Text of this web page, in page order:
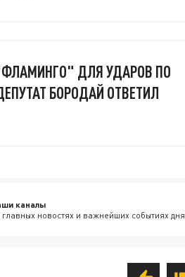
ДЛЯ УДАРОВ ПО
БОРОДАЙ ОТВЕТИЛ
каналы
новостях и важнейших событиях дня.